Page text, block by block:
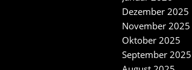
Dezember 2025
November 2025
Oktober 2025
September 2025